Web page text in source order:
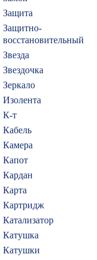
Защита
Защитно-
восстановительный
Звезда
Звездочка
Зеркало
Изолента
К-т
Кабель
Камера
Капот
Кардан
Карта
Картридж
Катализатор
Катушка
Катушки